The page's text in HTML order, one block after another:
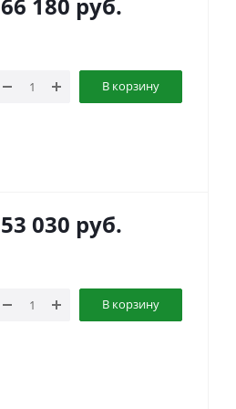
В корзину
53 030 руб.
В корзину